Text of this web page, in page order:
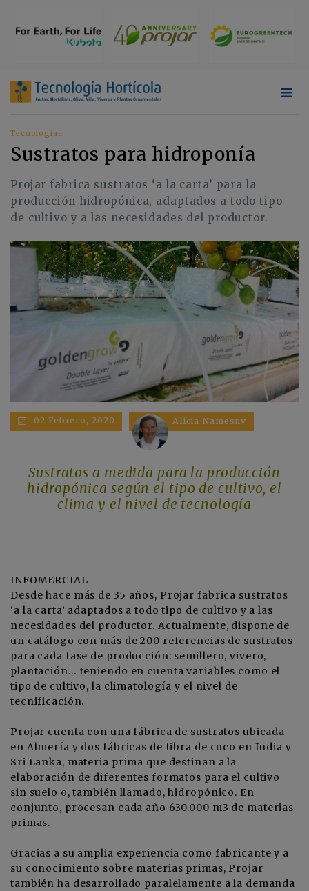
Tecnologías
Sustratos para hidroponía
Projar fabrica sustratos ‘a la carta’ para la
producción hidropónica, adaptados a todo tipo
de cultivo y a las necesidades del productor.
02 Febrero, 2020 Alicia Namesny
Sustratos a medida para la producción
hidropónica según el tipo de cultivo, el
clima y el nivel de tecnología
INFOMERCIAL
Desde hace más de 35 años, Projar fabrica sustratos
‘a la carta’ adaptados a todo tipo de cultivo y a las
necesidades del productor. Actualmente, dispone de
un catálogo con más de 200 referencias de sustratos
para cada fase de producción: semillero, vivero,
plantación… teniendo en cuenta variables como el
tipo de cultivo, la climatología y el nivel de
tecnificación.
Projar cuenta con una fábrica de sustratos ubicada
en Almería y dos fábricas de fibra de coco en India y
Sri Lanka, materia prima que destinan a la
elaboración de diferentes formatos para el cultivo
sin suelo o, también llamado, hidropónico. En
conjunto, procesan cada año 630.000 m3 de materias
primas.
Gracias a su amplia experiencia como fabricante y a
su conocimiento sobre materias primas, Projar
también ha desarrollado paralelamente a la demanda